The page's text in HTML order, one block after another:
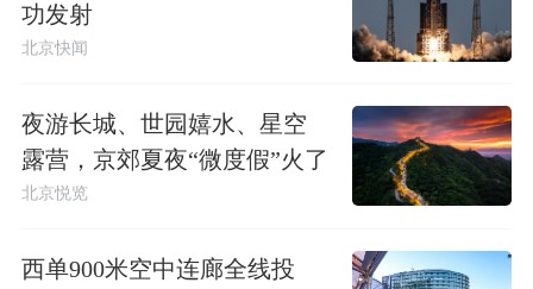
功发射
北京快闻
夜游长城、世园嬉水、星空
露营，京郊夏夜“微度假”火了
北京悦览
西单900米空中连廊全线投